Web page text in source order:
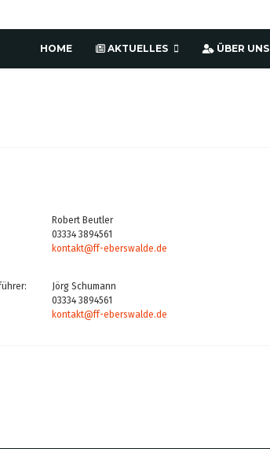
HOME AKTUELLES ÜBER UNS
Robert Beutler
03334 3894561
kontakt@ff-eberswalde.de
Jörg Schumann
03334 3894561
kontakt@ff-eberswalde.de